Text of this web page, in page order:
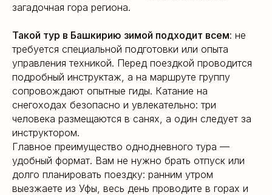
загадочная гора региона.
Такой тур в Башкирию зимой подходит всем: не
требуется специальной подготовки или опыта
управления техникой. Перед поездкой проводится
подробный инструктаж, а на маршруте группу
сопровождают опытные гиды. Катание на
снегоходах безопасно и увлекательно: три
человека размещаются в санях, а один следует за
инструктором.
Главное преимущество однодневного тура —
удобный формат. Вам не нужно брать отпуск или
долго планировать поездку: ранним утром
выезжаете из Уфы, весь день проводите в горах и